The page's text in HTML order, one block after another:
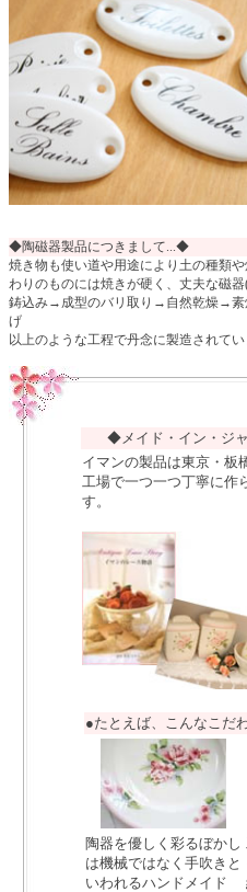
◆陶磁器製品につきまして...◆
焼き物も使い道や用途により土の種類
わりのものには焼きが硬く、丈夫な磁器
鋳込み→成型のバリ取り→自然乾燥→
げ
以上のような工程で丹念に製造されてい
◆メイド・イン・ジ
イマンの製品は東京・板
工場で一つ一つ丁寧に作
す。
●たとえば、こんなこだ
陶器を優しく彩るぼかし
は機械ではなく手吹きと
いわれるハンドメイド